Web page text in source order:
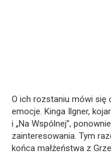
O ich rozstaniu mówi się
emocje. Kinga Ilgner,
i „Na Wspólnej”,
zainteresowania. Tym
końca małżeństwa z